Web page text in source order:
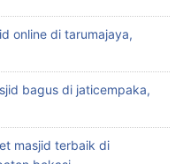
online di tarumajaya,
bagus di jaticempaka,
masjid terbaik di